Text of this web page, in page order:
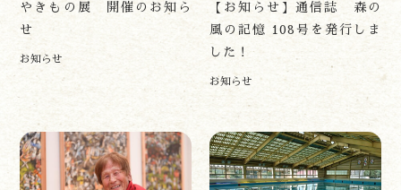
やきもの展 開催のお知ら
せ
お知らせ
【お知らせ】通信誌 森の
風の記憶 108号を発行しま
した！
お知らせ